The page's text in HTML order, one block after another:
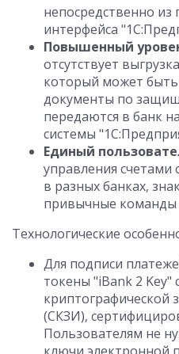
непосредственно из
интерфейса
Повышенный
отсутствует
который может
документы по
передаются в банк
системы
Единый
управления
в разных банках,
привычные команды
Технологические
Для подписи
токены "iBank 2 Key"
(СКЗИ),
Пользователям не